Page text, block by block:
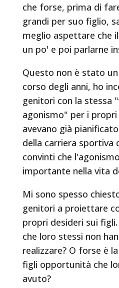
che forse, prima di
grandi per suo figlio,
meglio aspettare che
un po' e poi parlarne
Questo non è stato
corso degli anni, ho
genitori con la stessa
agonismo" per i
avevano già
della carriera sportiva
convinti che
importante nella vita
Mi sono spesso
genitori a proiettare
propri desideri sui
che loro stessi non
realizzare? O forse è
figli opportunità che
avuto?